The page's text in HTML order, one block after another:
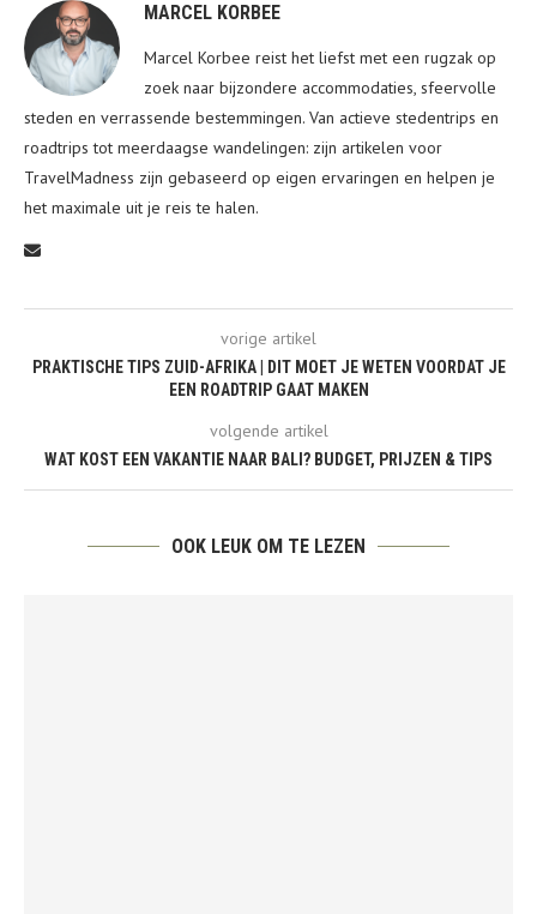
MARCEL KORBEE
Marcel Korbee reist het liefst met een rugzak op
zoek naar bijzondere accommodaties, sfeervolle
steden en verrassende bestemmingen. Van actieve stedentrips en
roadtrips tot meerdaagse wandelingen: zijn artikelen voor
TravelMadness zijn gebaseerd op eigen ervaringen en helpen je
het maximale uit je reis te halen.
vorige artikel
PRAKTISCHE TIPS ZUID-AFRIKA | DIT MOET JE WETEN VOORDAT JE
EEN ROADTRIP GAAT MAKEN
volgende artikel
WAT KOST EEN VAKANTIE NAAR BALI? BUDGET, PRIJZEN & TIPS
OOK LEUK OM TE LEZEN